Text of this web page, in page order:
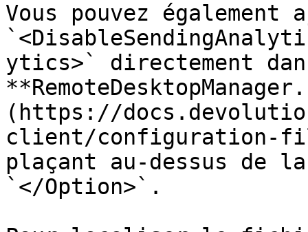
Vous pouvez également
ytics>` directement
(https://
client/configuration-
plaçant au-dessus de
`</Option>`.